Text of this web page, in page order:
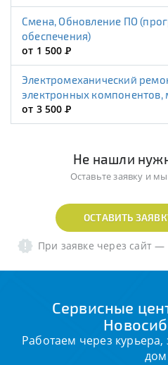
Смена, Обновление ПО (программного
обеспечения)
от 1 500Р
Электромеханический ремонт (замена
электронных компонентов,
от 3 500Р
Не нашли
Оставьте заявку и
ОСТАВИТЬ
При заявке через сайт —
Сервисные
Работаем через